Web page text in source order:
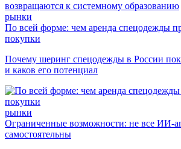
рынки
По всей форме: чем аренда спецодежды
покупки
Почему шеринг спецодежды в России
и каков его потенциал
рынки
Ограниченные возможности: не все ИИ-
самостоятельны